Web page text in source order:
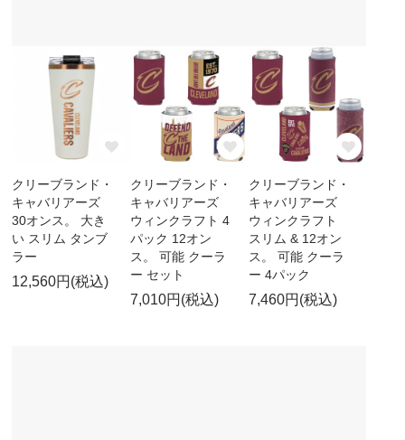
クリーブランド・
キャバリアーズ
30オンス。 大き
い スリム タンブ
ラー
12,560円(税込)
クリーブランド・
キャバリアーズ
ウィンクラフト 4
パック 12オン
ス。 可能 クーラ
ー セット
7,010円(税込)
クリーブランド・
キャバリアーズ
ウィンクラフト
スリム & 12オン
ス。 可能 クーラ
ー 4パック
7,460円(税込)